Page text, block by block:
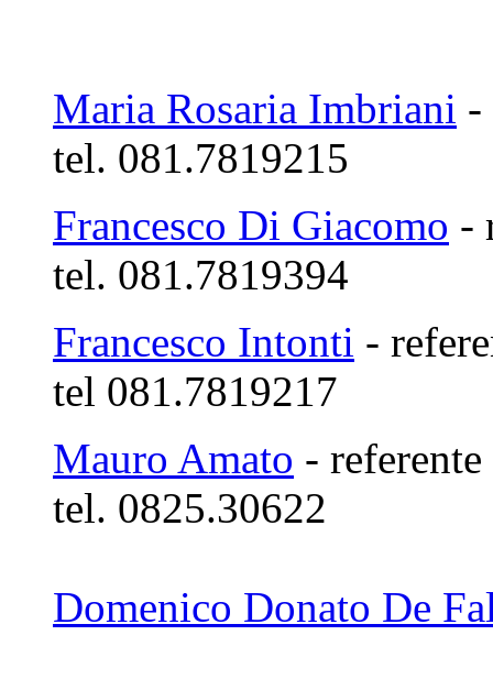
Maria Rosaria Imbriani -
tel. 081.7819215
Francesco Di Giacomo -
tel. 081.7819394
Francesco Intonti -
tel 081.7819217
Mauro Amato -
tel. 0825.30622
Domenico Donato De